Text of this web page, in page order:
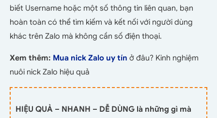
biết Username hoặc một số thông tin liên quan, bạn
hoàn toàn có thể tìm kiếm và kết nối với người dùng
khác trên Zalo mà không cần số điện thoại.
Xem thêm: Mua nick Zalo uy tín ở đâu? Kinh nghiệm
nuôi nick Zalo hiệu quả
HIỆU QUẢ – NHANH – DỄ DÙNG là những gì mà